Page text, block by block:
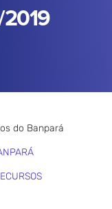
do Banpará